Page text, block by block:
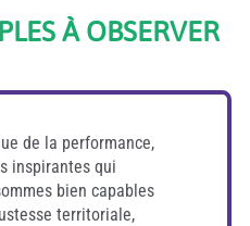
À OBSERVER
de la performance,
inspirantes qui
bien capables
territoriale,